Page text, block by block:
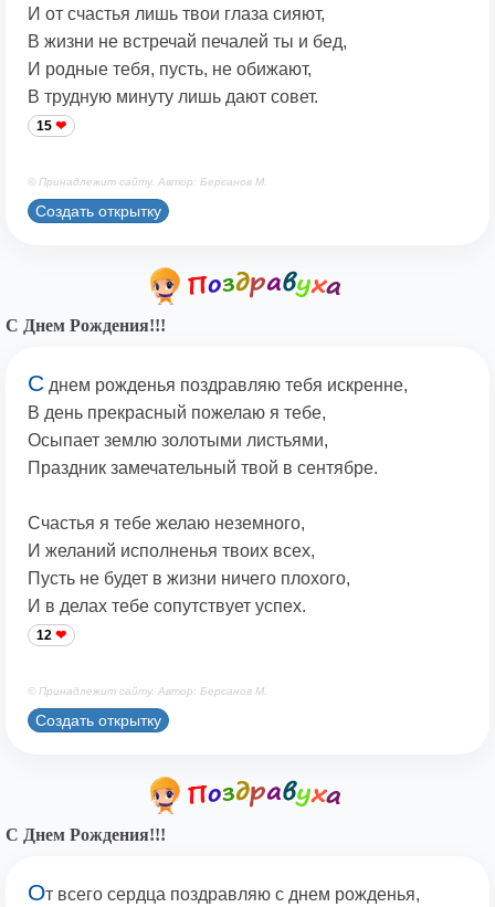
И от счастья лишь твои глаза сияют,
В жизни не встречай печалей ты и бед,
И родные тебя, пусть, не обижают,
В трудную минуту лишь дают совет.
15
© Принадлежит сайту. Автор: Берсанов М.
Создать открытку
С Днем Рождения!!!
С днем рожденья поздравляю тебя искренне,
В день прекрасный пожелаю я тебе,
Осыпает землю золотыми листьями,
Праздник замечательный твой в сентябре.
Счастья я тебе желаю неземного,
И желаний исполненья твоих всех,
Пусть не будет в жизни ничего плохого,
И в делах тебе сопутствует успех.
12
© Принадлежит сайту. Автор: Берсанов М.
Создать открытку
С Днем Рождения!!!
От всего сердца поздравляю с днем рожденья,